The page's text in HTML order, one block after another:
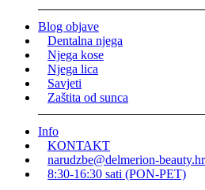
Blog objave
Dentalna njega
Njega kose
Njega lica
Savjeti
Zaštita od sunca
Info
KONTAKT
narudzbe@delmerion-beauty.hr
8:30-16:30 sati (PON-PET)